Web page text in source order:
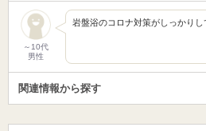
～10代
男性
岩盤浴のコロナ対策がしっかり
関連情報から探す